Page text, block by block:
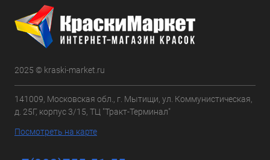
2025 © kraski-market.ru
141009, Московская обл., г. Мытищи, ул. Коммунистическая,
д. 25Г, корпус 3/15, ТЦ "Тракт-Терминал"
Посмотреть на карте